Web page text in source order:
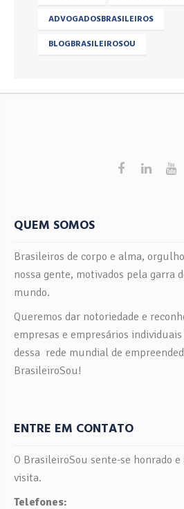
ADVOGADOSBRASILEIROS
BLOGBRASILEIROSOU
QUEM SOMOS
Brasileiros de corpo e alma,
nossa gente, motivados pela garra
mundo.
Queremos dar notoriedade e
empresas e empresários
dessa rede mundial de
BrasileiroSou!
ENTRE EM CONTATO
O BrasileiroSou sente-se honrado e
visita.
Telefones: